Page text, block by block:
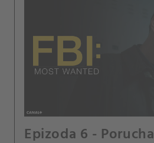
Epizoda 6 - Porucha